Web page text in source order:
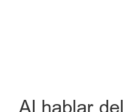
Al hablar del